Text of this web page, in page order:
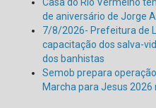
de aniversário de Jorge
7/8/2026- Prefeitura de
capacitação dos salva-
dos banhistas
Semob prepara
Marcha para Jesus 2026